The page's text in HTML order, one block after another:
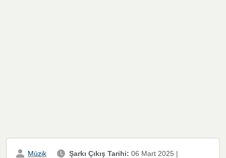
Müzik
Şarkı Çıkış Tarihi: 06 Mart 2025 |